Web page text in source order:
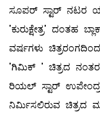
ಸೂಪರ್ ಸ್ಟಾರ್ ನಟರ
'ಕುರುಕ್ಷೇತ್ರ' ದಂತಹ
ವರ್ಷಗಳು
'ಗಿಮಿಕ್ ' ಚಿತ್ರದ ನಂತರ
ರಿಯಲ್ ಸ್ಟಾರ್
ನಿರ್ಮಿಸಲಿರುವ ಚಿತ್ರದ